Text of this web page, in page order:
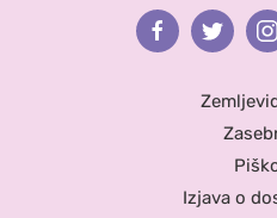
FacebookTwitter
Izjava o